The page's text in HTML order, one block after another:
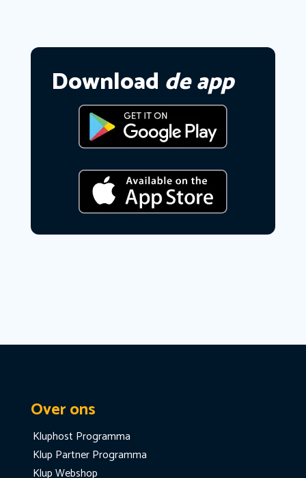
Download de app
Over ons
Kluphost Programma
Klup Partner Programma
Klup Webshop